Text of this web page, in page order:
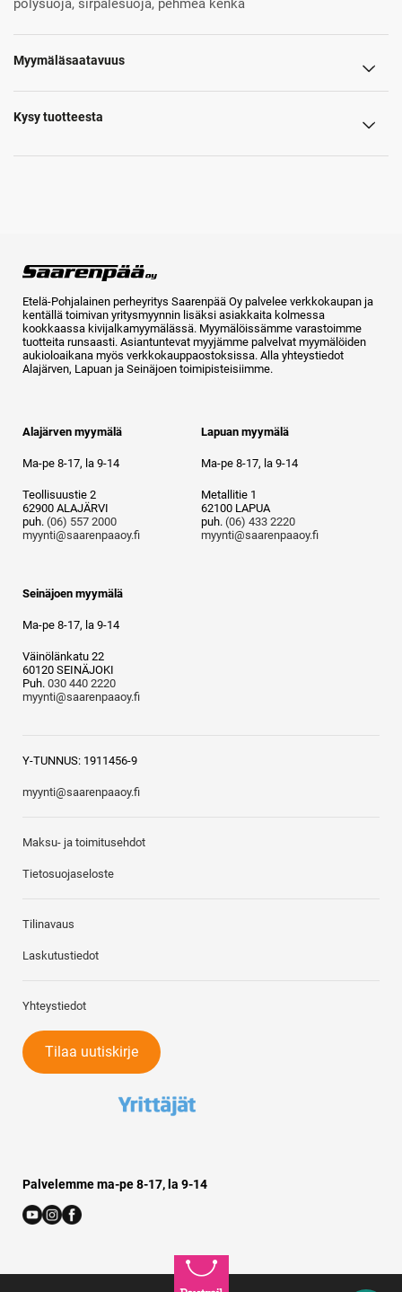
pölysuoja, sirpalesuoja, pehmeä kenkä
Myymäläsaatavuus
Kysy tuotteesta
Etelä-Pohjalainen perheyritys Saarenpää Oy palvelee verkkokaupan ja
kentällä toimivan yritysmyynnin lisäksi asiakkaita kolmessa
kookkaassa kivijalkamyymälässä. Myymälöissämme varastoimme
tuotteita runsaasti. Asiantuntevat myyjämme palvelvat myymälöiden
aukioloaikana myös verkkokauppaostoksissa. Alla yhteystiedot
Alajärven, Lapuan ja Seinäjoen toimipisteisiimme.
Alajärven myymälä
Ma-pe 8-17, la 9-14
Teollisuustie 2
62900 ALAJÄRVI
puh. (06) 557 2000
myynti@saarenpaaoy.fi
Lapuan myymälä
Ma-pe 8-17, la 9-14
Metallitie 1
62100 LAPUA
puh. (06) 433 2220
myynti@saarenpaaoy.fi
Seinäjoen myymälä
Ma-pe 8-17, la 9-14
Väinölänkatu 22
60120 SEINÄJOKI
Puh. 030 440 2220
myynti@saarenpaaoy.fi
Y-TUNNUS: 1911456-9
myynti@saarenpaaoy.fi
Maksu- ja toimitusehdot
Tietosuojaseloste
Tilinavaus
Laskutustiedot
Yhteystiedot
Tilaa uutiskirje
Palvelemme ma-pe 8-17, la 9-14